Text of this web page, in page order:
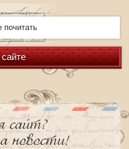
сайт?
новости!